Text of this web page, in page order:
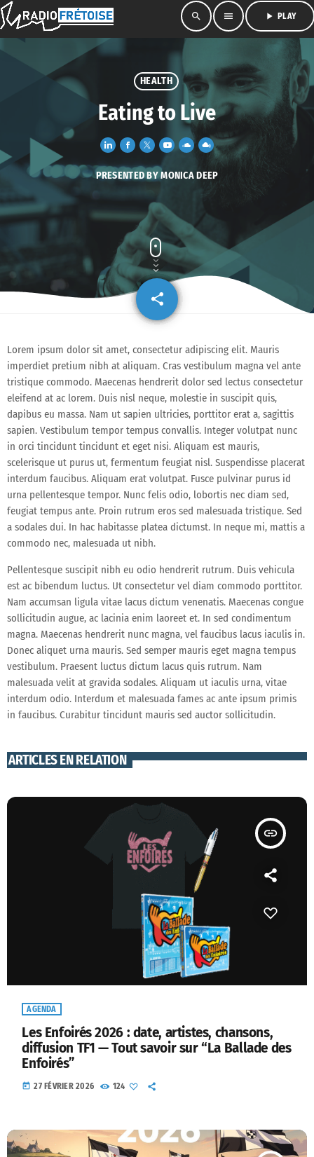
search menu play_arrow PLAY
HEALTH
Eating to Live
PRESENTED BY MONICA DEEP
share
email
Lorem ipsum dolor sit amet, consectetur adipiscing elit. Mauris
imperdiet pretium nibh at aliquam. Cras vestibulum magna vel ante
tristique commodo. Maecenas hendrerit dolor sed lectus consectetur
eleifend at ac lorem. Duis nisl neque, molestie in suscipit quis,
dapibus eu massa. Nam ut sapien ultricies, porttitor erat a, sagittis
sapien. Vestibulum tempor tempus convallis. Integer volutpat nunc
in orci tincidunt tincidunt et eget nisi. Aliquam est mauris,
scelerisque ut purus ut, fermentum feugiat nisl. Suspendisse placerat
interdum faucibus. Aliquam erat volutpat. Fusce pulvinar purus id
urna pellentesque tempor. Nunc felis odio, lobortis nec diam sed,
feugiat tempus ante. Proin rutrum eros sed malesuada tristique. Sed
a sodales dui. In hac habitasse platea dictumst. In neque mi, mattis a
commodo nec, malesuada ut nibh.
Pellentesque suscipit nibh eu odio hendrerit rutrum. Duis vehicula
est ac bibendum luctus. Ut consectetur vel diam commodo porttitor.
Nam accumsan ligula vitae lacus dictum venenatis. Maecenas congue
sollicitudin augue, ac lacinia enim laoreet et. In sed condimentum
magna. Maecenas hendrerit nunc magna, vel faucibus lacus iaculis in.
Donec aliquet urna mauris. Sed semper mauris eget magna tempus
vestibulum. Praesent luctus dictum lacus quis rutrum. Nam
malesuada velit at gravida sodales. Aliquam ut iaculis urna, vitae
interdum odio. Interdum et malesuada fames ac ante ipsum primis
in faucibus. Curabitur tincidunt mauris sed auctor sollicitudin.
ARTICLES EN RELATION
insert_link
AGENDA
Les Enfoirés 2026 : date, artistes, chansons,
diffusion TF1 — Tout savoir sur “La Ballade des
Enfoirés”
today 27 FÉVRIER 2026 124